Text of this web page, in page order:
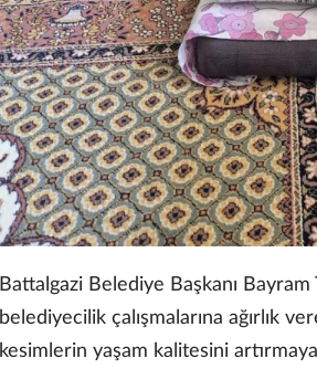
Battalgazi Belediye Başkanı
belediyecilik çalışmalarına ağırlık
kesimlerin yaşam kalitesini